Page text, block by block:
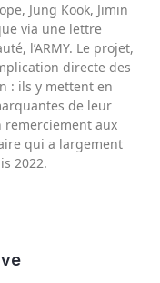
Jung Kook, Jimin
via une lettre
l’ARMY. Le projet,
directe des
: ils y mettent en
de leur
remerciement aux
qui a largement
2022.